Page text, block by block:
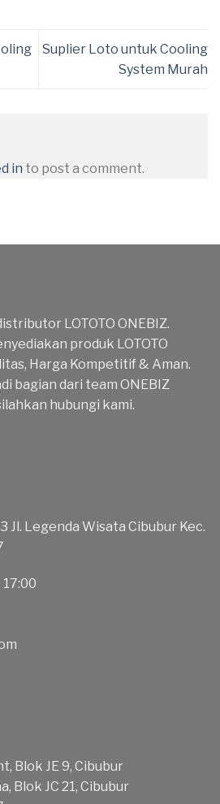
Suplier Loto untuk Cooling
System Murah
in to post a comment.
LOTOTO ONEBIZ.
produk LOTOTO
Harga Kompetitif & Aman.
bagian dari team ONEBIZ
hubungi kami.
Jl. Legenda Wisata Cibubur Kec.
Blok JE 9, Cibubur
Blok JC 21, Cibubur